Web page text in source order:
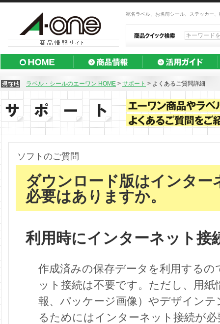
宛名ラベル、お名前シール、ステッカー
ラベル・シールのエーワン HOME>サポート>よくあるご質問詳細
ソフトのご質問
ダウンロード版はインター
必要はありますか。
利用時にインターネット接
作成済みの保存データを利用する
ット接続は不要です。ただし、用
報、パッケージ画像）やデザイン
るためにはインターネット接続が必